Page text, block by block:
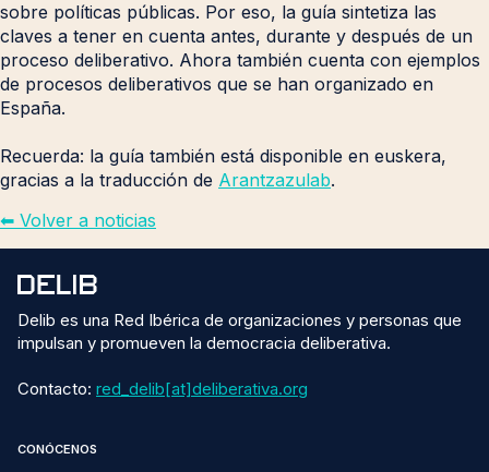
sobre políticas públicas. Por eso, la guía sintetiza las
claves a tener en cuenta antes, durante y después de un
proceso deliberativo. Ahora también cuenta con ejemplos
de procesos deliberativos que se han organizado en
España.
Recuerda: la guía también está disponible en euskera,
gracias a la traducción de Arantzazulab.
⬅︎ Volver a noticias
Delib es una Red Ibérica de organizaciones y personas que
impulsan y promueven la democracia deliberativa.
Contacto: red_delib[at]deliberativa.org
CONÓCENOS